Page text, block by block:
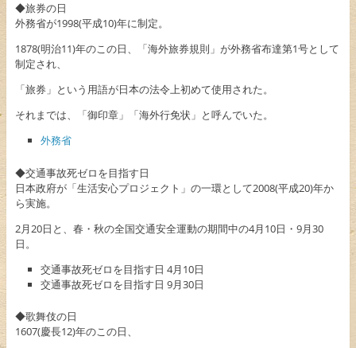
◆旅券の日
外務省が1998(平成10)年に制定。
1878(明治11)年のこの日、「海外旅券規則」が外務省布達第1号として
制定され、
「旅券」という用語が日本の法令上初めて使用された。
それまでは、「御印章」「海外行免状」と呼んでいた。
外務省
◆交通事故死ゼロを目指す日
日本政府が「生活安心プロジェクト」の一環として2008(平成20)年か
ら実施。
2月20日と、春・秋の全国交通安全運動の期間中の4月10日・9月30
日。
交通事故死ゼロを目指す日 4月10日
交通事故死ゼロを目指す日 9月30日
◆歌舞伎の日
1607(慶長12)年のこの日、